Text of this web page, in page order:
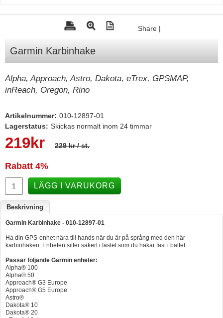
Mercury Servicedelar
Lowrance
Humminbird
Simrad
Båttillbehör
Hummertina
CTEK - Batteriladdare
Webasto - Dieselvärmare
Kamasa Tools - Verktyg
Calix - Packline - Takboxar
Thule - Takboxar
Thule - Lasthållare
LAGERRENSING
Begagnade Motorer & Båtar
Share |
Garmin Karbinhake
Alpha, Approach, Astro, Dakota, eTrex, GPSMAP,
inReach, Oregon, Rino
Artikelnummer: 010-12897-01
Lagerstatus: Skickas normalt inom 24 timmar
219 kr 229 kr/ st.
Rabatt 4%
LÄGG I VARUKORG
Beskrivning
Garmin Karbinhake - 010-12897-01
Ha din GPS-enhet nära till hands när du är på språng med den här
karbinhaken. Enheten sitter säkert i fästet som du hakar fast i bältet.
Passar följande Garmin enheter:
Alpha® 100
Alpha® 50
Approach® G3 Europe
Approach® G5 Europe
Astro®
Dakota® 10
Dakota® 20